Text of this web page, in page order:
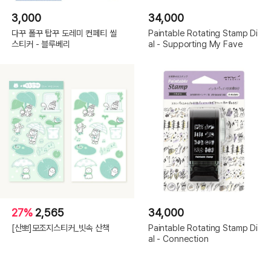
3,000
다꾸 폴꾸 탑꾸 도레미 컨페티 씰
스티커 - 블루베리
34,000
Paintable Rotating Stamp Di
al - Supporting My Fave
27% 2,565
[산뽀]모조지스티커_빗속 산책
34,000
Paintable Rotating Stamp Di
al - Connection